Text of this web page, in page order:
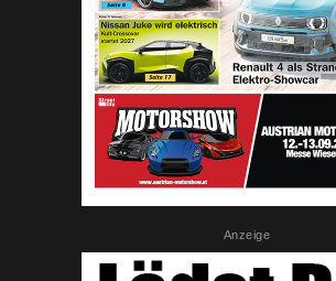
Anzeige